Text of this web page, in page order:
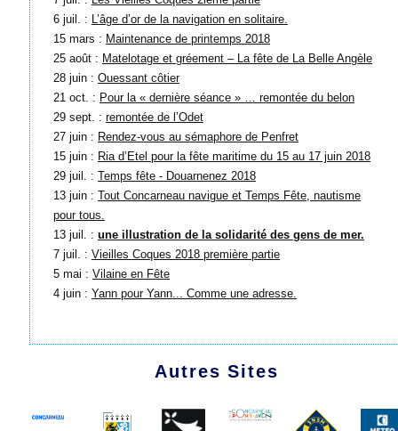
6 juil. : L’âge d’or de la navigation en solitaire.
15 mars : Maintenance de printemps 2018
25 août : Matelotage et gréement – La fête de La Belle Angèle
28 juin : Ouessant côtier
21 oct. : Pour la « dernière séance » … remontée du belon
29 sept. : remontée de l’Odet
27 juin : Rendez-vous au sémaphore de Penfret
15 juin : Ria d’Etel pour la fête maritime du 15 au 17 juin 2018
29 juil. : Temps fête - Douarnenez 2018
13 juin : Tout Concarneau navigue et Temps Fête, nautisme
pour tous.
13 juil. : une illustration de la solidarité des gens de mer.
7 juil. : Vieilles Coques 2018 première partie
5 mai : Vilaine en Fête
4 juin : Yann pour Yann... Comme une adresse.
Autres Sites